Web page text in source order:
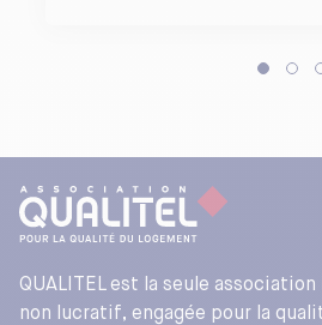
QUALITEL est la seule
non lucratif, engagée pour la